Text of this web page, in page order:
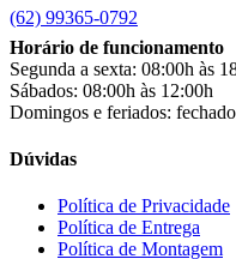
clock
Colibri
Colli(53)
Colormaq(43)
Companhia
Cotherm(2)
D' Doro
Dako(23)
(62) 99365-0792
Horário de funcionamento
Segunda a sexta: 08:00h às
Sábados: 08:00h às 12:00h
Domingos e feriados: fechado
Dúvidas
Política de Privacidade
Política de Entrega
Política de Montagem